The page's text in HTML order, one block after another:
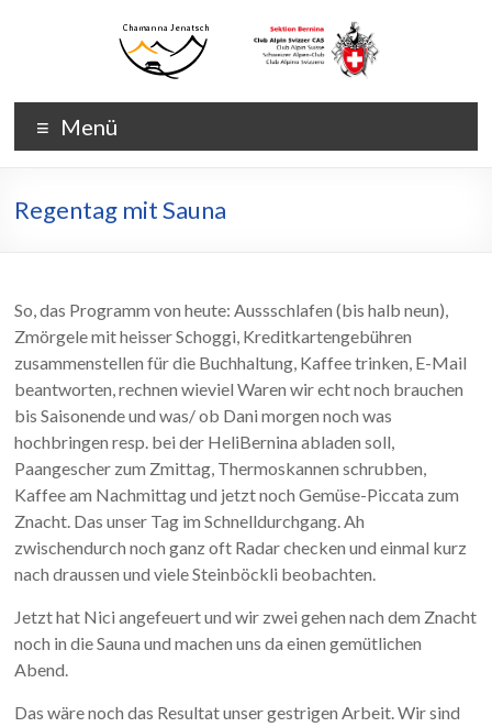
Chamanna
Jenatsch
Chamanna
Jenatsch
CAS
Menü
Regentag mit Sauna
So, das Programm von heute: Aussschlafen (bis halb neun),
Zmörgele mit heisser Schoggi, Kreditkartengebühren
zusammenstellen für die Buchhaltung, Kaffee trinken, E-Mail
beantworten, rechnen wieviel Waren wir echt noch brauchen
bis Saisonende und was/ ob Dani morgen noch was
hochbringen resp. bei der HeliBernina abladen soll,
Paangescher zum Zmittag, Thermoskannen schrubben,
Kaffee am Nachmittag und jetzt noch Gemüse-Piccata zum
Znacht. Das unser Tag im Schnelldurchgang. Ah
zwischendurch noch ganz oft Radar checken und einmal kurz
nach draussen und viele Steinböckli beobachten.
Jetzt hat Nici angefeuert und wir zwei gehen nach dem Znacht
noch in die Sauna und machen uns da einen gemütlichen
Abend.
Das wäre noch das Resultat unser gestrigen Arbeit. Wir sind